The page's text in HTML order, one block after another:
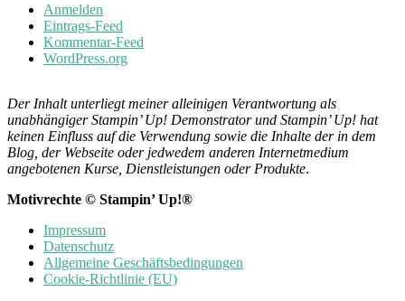
Anmelden
Eintrags-Feed
Kommentar-Feed
WordPress.org
Der Inhalt unterliegt meiner alleinigen Verantwortung als
unabhängiger Stampin’ Up! Demonstrator und Stampin’ Up! hat
keinen Einfluss auf die Verwendung sowie die Inhalte der in dem
Blog, der Webseite oder jedwedem anderen Internetmedium
angebotenen Kurse, Dienstleistungen oder Produkte.
Motivrechte © Stampin’ Up!®
Impressum
Datenschutz
Allgemeine Geschäftsbedingungen
Cookie-Richtlinie (EU)